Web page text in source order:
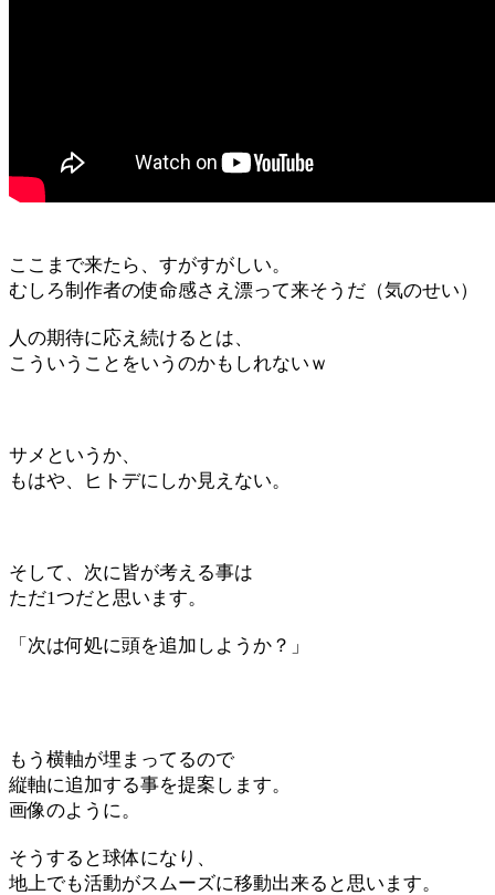
ここまで来たら、すがすがしい。
むしろ制作者の使命感さえ漂って来そうだ（気のせい）
人の期待に応え続けるとは、
こういうことをいうのかもしれないｗ
サメというか、
もはや、ヒトデにしか見えない。
そして、次に皆が考える事は
ただ1つだと思います。
「次は何処に頭を追加しようか？」
もう横軸が埋まってるので
縦軸に追加する事を提案します。
画像のように。
そうすると球体になり、
地上でも活動がスムーズに移動出来ると思います。